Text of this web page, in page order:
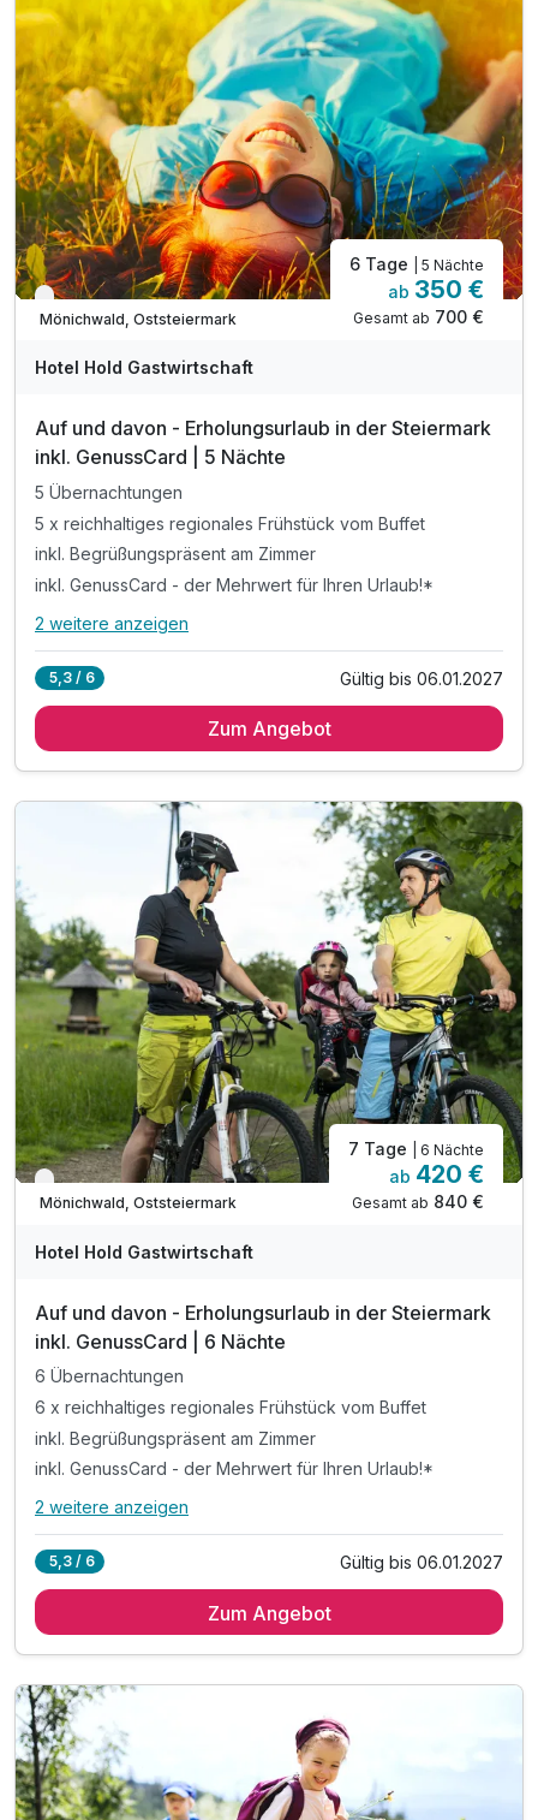
Verfügbar bis Januar
Mönichwald, Oststeiermark
6 Tage | 5 Nächte
ab 350 €
Gesamt ab 700 €
Hotel Hold Gastwirtschaft
Auf und davon - Erholungsurlaub in der Steiermark
inkl. GenussCard | 5 Nächte
5 Übernachtungen
5 x reichhaltiges regionales Frühstück vom Buffet
inkl. Begrüßungspräsent am Zimmer
inkl. GenussCard - der Mehrwert für Ihren Urlaub!*
Alle Inklusivleistungen
5 x reichhaltiges regionales Frühstück vom Buffet
inkl. Nutzung des Wellnessbereichs
inkl. Parkplatz & W-LAN Nutzung
2 weitere anzeigen
5,3 / 6 Gültig bis 06.01.2027
Zum Angebot
Verfügbar bis Dezember
Mönichwald, Oststeiermark
7 Tage | 6 Nächte
ab 420 €
Gesamt ab 840 €
Hotel Hold Gastwirtschaft
Auf und davon - Erholungsurlaub in der Steiermark
inkl. GenussCard | 6 Nächte
6 Übernachtungen
6 x reichhaltiges regionales Frühstück vom Buffet
inkl. Begrüßungspräsent am Zimmer
inkl. GenussCard - der Mehrwert für Ihren Urlaub!*
Alle Inklusivleistungen
6 x reichhaltiges regionales Frühstück vom Buffet
inkl. Nutzung des Wellnessbereichs
inkl. Parkplatz & W-LAN Nutzung
2 weitere anzeigen
5,3 / 6 Gültig bis 06.01.2027
Zum Angebot